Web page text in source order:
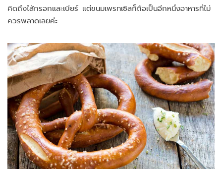
คิดถึงไส้กรอกและเบียร์ แต่ขนมเพรทเซิลก็ถือเป็นอีกหนึ่งอาหารที่ไม่
ควรพลาดเลยค่ะ